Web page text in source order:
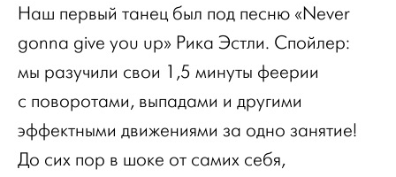
Наш первый танец был под песню «Never
gonna give you up» Рика Эстли. Спойлер:
мы разучили свои 1,5 минуты феерии
с поворотами, выпадами и другими
эффектными движениями за одно занятие!
До сих пор в шоке от самих себя,